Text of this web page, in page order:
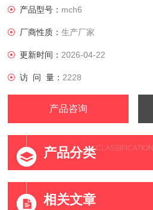
产品型号： mch6
厂商性质：生产厂家
更新时间： 2026-04-22
访 问 量： 2228
产品咨询
产品分类CLASSIFICATION
相关文章